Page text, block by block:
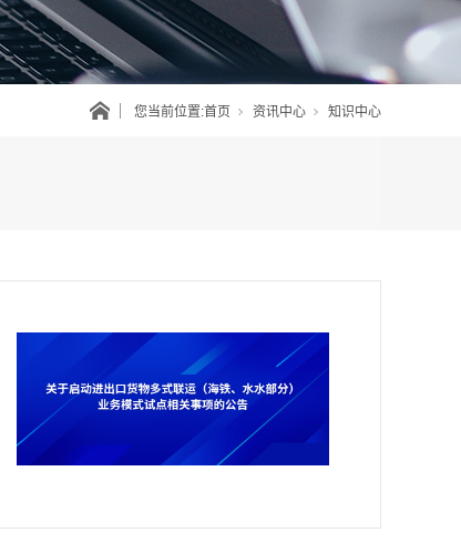
您当前位置:首页 资讯中心 知识中心